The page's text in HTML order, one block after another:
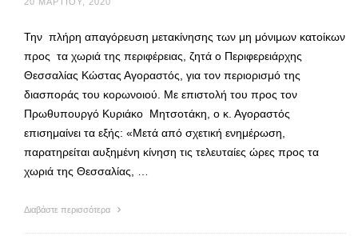
Την πλήρη απαγόρευση μετακίνησης των μη μόνιμων κατοίκων
προς τα χωριά της περιφέρειας, ζητά ο Περιφερειάρχης
Θεσσαλίας Κώστας Αγοραστός, για τον περιορισμό της
διασποράς του κορωνοιού. Με επιστολή του προς τον
Πρωθυπουργό Κυριάκο Μητσοτάκη, ο κ. Αγοραστός
επισημαίνει τα εξής: «Μετά από σχετική ενημέρωση,
παρατηρείται αυξημένη κίνηση τις τελευταίες ώρες προς τα
χωριά της Θεσσαλίας, …
Διαβάστε περισσότερα